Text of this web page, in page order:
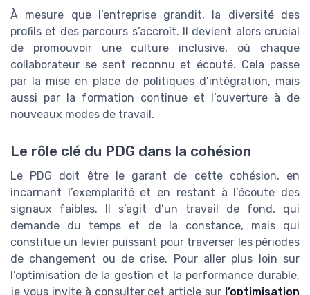
À mesure que l’entreprise grandit, la diversité des
profils et des parcours s’accroît. Il devient alors crucial
de promouvoir une culture inclusive, où chaque
collaborateur se sent reconnu et écouté. Cela passe
par la mise en place de politiques d’intégration, mais
aussi par la formation continue et l’ouverture à de
nouveaux modes de travail.
Le rôle clé du PDG dans la cohésion
Le PDG doit être le garant de cette cohésion, en
incarnant l’exemplarité et en restant à l’écoute des
signaux faibles. Il s’agit d’un travail de fond, qui
demande du temps et de la constance, mais qui
constitue un levier puissant pour traverser les périodes
de changement ou de crise. Pour aller plus loin sur
l’optimisation de la gestion et la performance durable,
je vous invite à consulter cet article sur l’optimisation